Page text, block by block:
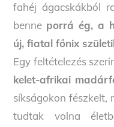
fahéj ágacskákból
benne porrá ég, a
új, fiatal főnix
Egy feltételezés
kelet-afrikai
síkságokon fészkelt,
tudtak volna